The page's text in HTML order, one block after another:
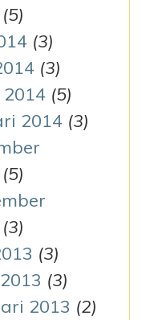
(5)
(3)
(3)
(5)
2014 (3)
(5)
(3)
(3)
(3)
2013 (2)